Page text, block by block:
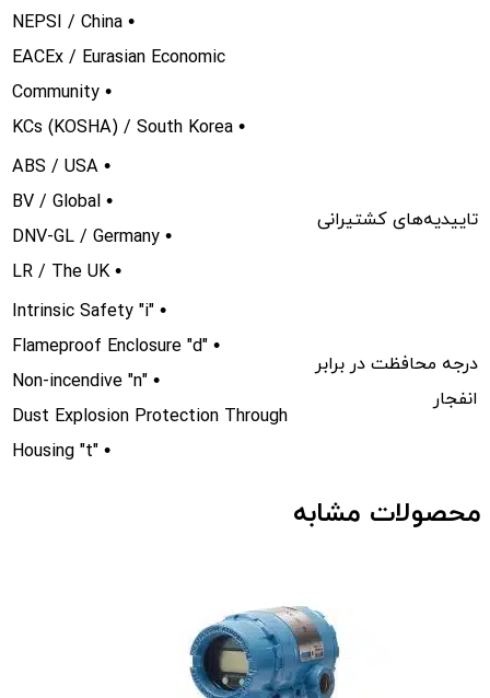
NEPSI / China •
EACEx / Eurasian Economic
Community •
KCs (KOSHA) / South Korea •
تاییدیه‌های کشتیرانی
ABS / USA •
BV / Global •
DNV-GL / Germany •
LR / The UK •
درجه محافظت در برابر
انفجار
Intrinsic Safety "i" •
Flameproof Enclosure "d" •
Non-incendive "n" •
Dust Explosion Protection Through
Housing "t" •
محصولات مشابه